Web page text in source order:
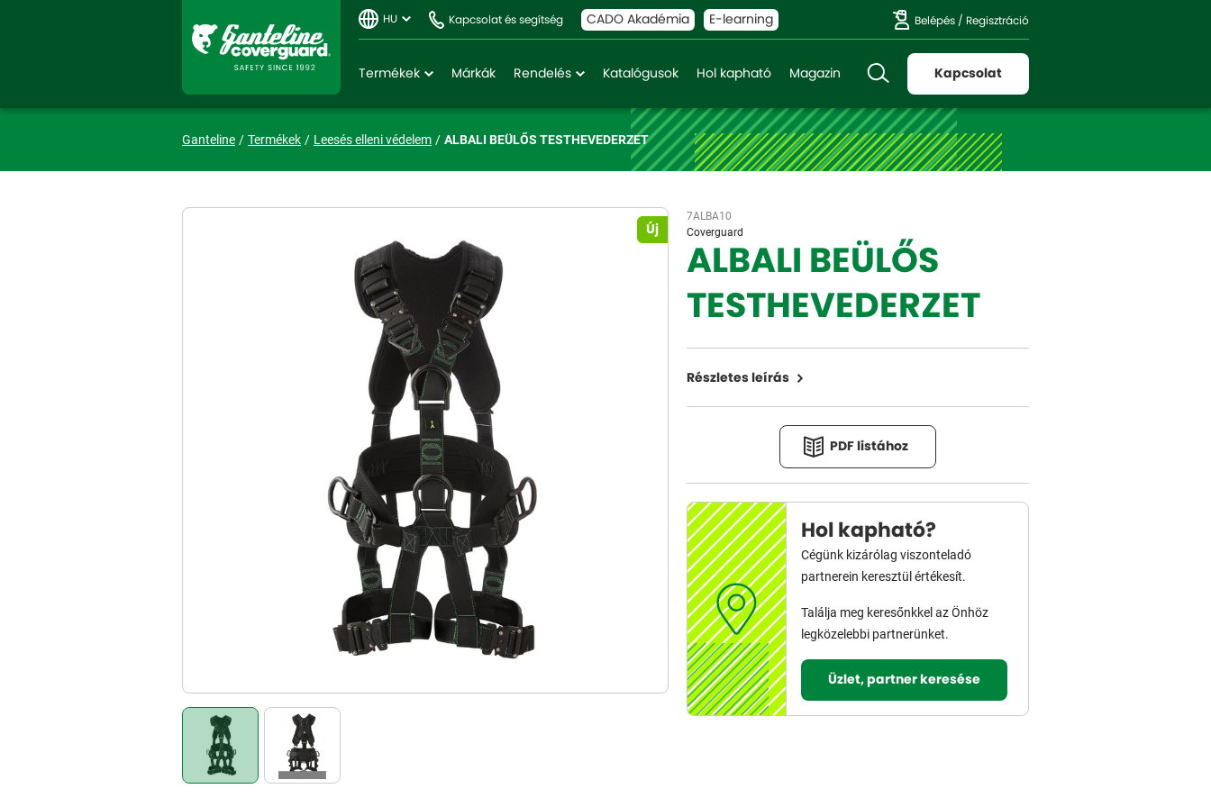
HU Kapcsolat és segítség CADO Akadémia E-learning Belépés / Regisztráció
Termékek Márkák Rendelés Katalógusok Hol kapható Magazin Kapcsolat
Ganteline Termékek Leesés elleni védelem ALBALI BEÜLŐS TESTHEVEDERZET
Új
7ALBA10
Coverguard
ALBALI BEÜLŐS
TESTHEVEDERZET
Részletes leírás
PDF listához
Hol kapható?
Cégünk kizárólag viszonteladó
partnerein keresztül értékesít.
Találja meg keresőnkkel az Önhöz
legközelebbi partnerünket.
Üzlet, partner keresése